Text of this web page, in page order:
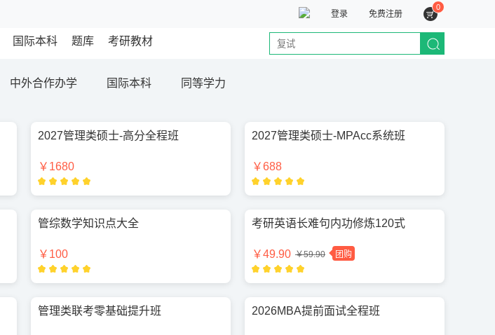
登录 免费注册
0
国际本科 题库 考研教材
中外合作办学 国际本科 同等学力
2027管理类硕士-高分全程班
￥1680
2027管理类硕士-MPAcc系统班
￥688
管综数学知识点大全
￥100
考研英语长难句内功修炼120式
￥49.90 ￥59.90 团购
管理类联考零基础提升班 2026MBA提前面试全程班